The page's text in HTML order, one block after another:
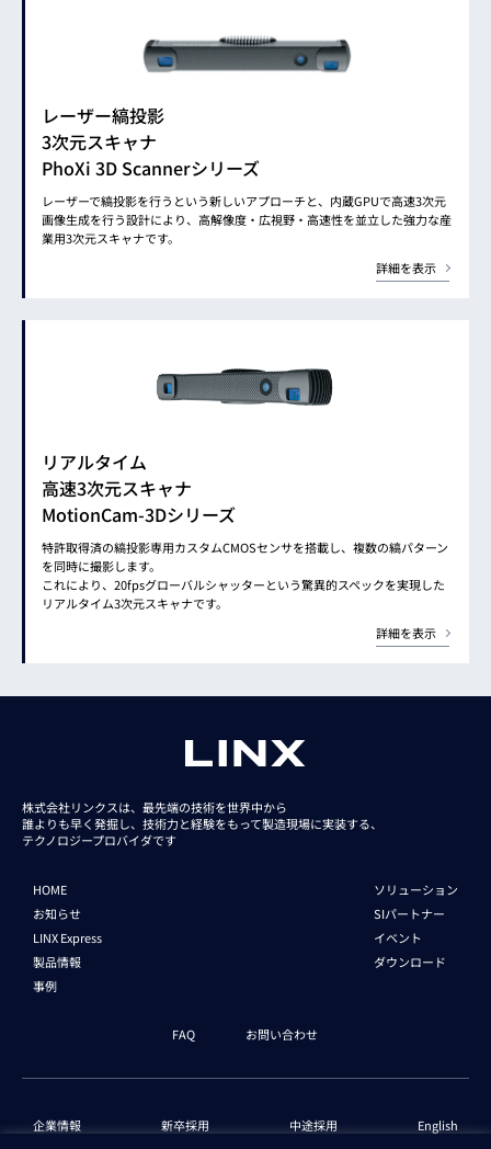
レーザー縞投影
3次元スキャナ
PhoXi 3D Scannerシリーズ
レーザーで縞投影を行うという新しいアプローチと、内蔵GPUで高速3次元
画像生成を行う設計により、高解像度・広視野・高速性を並立した強力な産
業用3次元スキャナです。
詳細を表示
リアルタイム
高速3次元スキャナ
MotionCam-3Dシリーズ
特許取得済の縞投影専用カスタムCMOSセンサを搭載し、複数の縞パターン
を同時に撮影します。
これにより、20fpsグローバルシャッターという驚異的スペックを実現した
リアルタイム3次元スキャナです。
詳細を表示
株式会社リンクスは、最先端の技術を世界中から
誰よりも早く発掘し、技術力と経験をもって製造現場に実装する、
テクノロジープロバイダです
HOME
お知らせ
LINX Express
製品情報
事例
ソリューション
SIパートナー
イベント
ダウンロード
FAQ お問い合わせ
企業情報 新卒採用 中途採用
English